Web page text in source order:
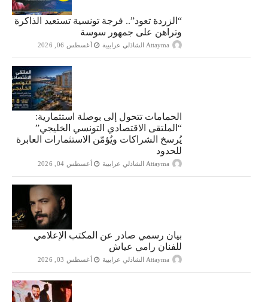
“الزردة تعود”.. فرجة تونسية تستعيد الذاكرة
وتراهن على جمهور سوسة
Attayma الشاذلي عرايبية أغسطس 06, 2026
الحمامات تتحول إلى بوصلة استثمارية:
“الملتقى الاقتصادي التونسي الخليجي”
يُرسخ الشراكات ويُؤمّن الاستثمارات العابرة
للحدود
Attayma الشاذلي عرايبية أغسطس 04, 2026
بيان رسمي صادر عن المكتب الإعلامي
للفنان رامي عياش
Attayma الشاذلي عرايبية أغسطس 03, 2026